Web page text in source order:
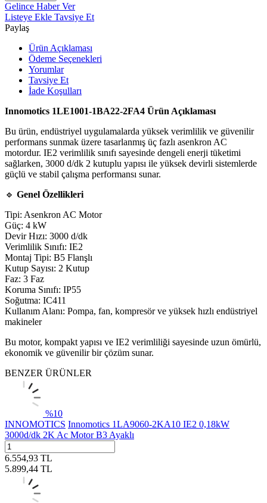
Gelince Haber Ver
Listeye Ekle Tavsiye Et
Paylaş
Ürün Açıklaması
Ödeme Seçenekleri
Yorumlar
Tavsiye Et
İade Koşulları
Innomotics 1LE1001-1BA22-2FA4 Ürün Açıklaması
Bu ürün, endüstriyel uygulamalarda yüksek verimlilik ve güvenilir
performans sunmak üzere tasarlanmış üç fazlı asenkron AC
motordur. IE2 verimlilik sınıfı sayesinde dengeli enerji tüketimi
sağlarken, 3000 d/dk 2 kutuplu yapısı ile yüksek devirli sistemlerde
güçlü ve stabil çalışma performansı sunar.
🔹 Genel Özellikleri
Tipi: Asenkron AC Motor
Güç: 4 kW
Devir Hızı: 3000 d/dk
Verimlilik Sınıfı: IE2
Montaj Tipi: B5 Flanşlı
Kutup Sayısı: 2 Kutup
Faz: 3 Faz
Koruma Sınıfı: IP55
Soğutma: IC411
Kullanım Alanı: Pompa, fan, kompresör ve yüksek hızlı endüstriyel
makineler
Bu motor, kompakt yapısı ve IE2 verimliliği sayesinde uzun ömürlü,
ekonomik ve güvenilir bir çözüm sunar.
BENZER ÜRÜNLER
%10
INNOMOTICS Innomotics 1LA9060-2KA10 IE2 0,18kW
3000d/dk 2K Ac Motor B3 Ayaklı
6.554,93 TL
5.899,44 TL